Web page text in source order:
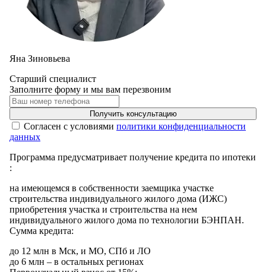
Яна Зиновьева
Старший специалист
Заполните форму и мы вам перезвоним
Получить консультацию
Cогласен с условиями политики конфиденциальности
данных
Программа предусматривает получение кредита по ипотеки
:
на имеющемся в собственности заемщика участке
строительства индивидуального жилого дома (ИЖС)
приобретения участка и строительства на нем
индивидуального жилого дома по технологии БЭНПАН.
Сумма кредита:
до 12 млн в Мск, и МО, СПб и ЛО
до 6 млн – в остальных регионах